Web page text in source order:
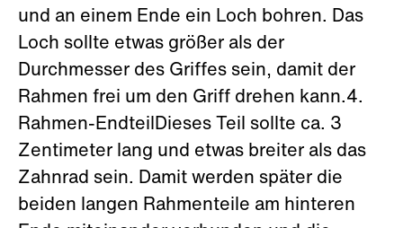
und an einem Ende ein Loch bohren. Das
Loch sollte etwas größer als der
Durchmesser des Griffes sein, damit der
Rahmen frei um den Griff drehen kann.4.
Rahmen-EndteilDieses Teil sollte ca. 3
Zentimeter lang und etwas breiter als das
Zahnrad sein. Damit werden später die
beiden langen Rahmenteile am hinteren